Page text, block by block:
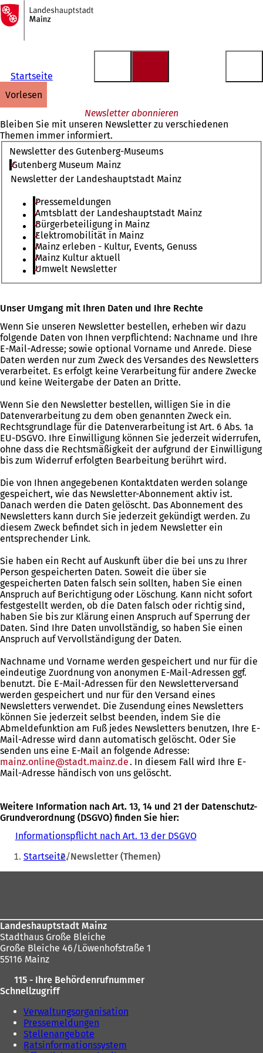
Inhalt anspringen
Zur
Startseite
Startseite
vorlesen
Newsletter abonnieren
Bleiben Sie mit unseren Newsletter zu verschiedenen
Themen immer informiert.
Newsletter des Gutenberg-Museums
Gutenberg Museum Mainz
Newsletter der Landeshauptstadt Mainz
Pressemeldungen
Amtsblatt der Landeshauptstadt Mainz
Bürgerbeteiligung in Mainz
Elektromobilität in Mainz
Mainz erleben - Kultur, Events, Genuss
Mainz Kultur aktuell
Umwelt Newsletter
Bitte
Sie
dieses
Feld
leer.
Unser Umgang mit Ihren Daten und Ihre Rechte
Wenn Sie unseren Newsletter bestellen, erheben wir dazu
folgende Daten von Ihnen verpflichtend: Nachname und Ihre
E-Mail-Adresse; sowie optional Vorname und Anrede. Diese
Daten werden nur zum Zweck des Versandes des Newsletters
verarbeitet. Es erfolgt keine Verarbeitung für andere Zwecke
und keine Weitergabe der Daten an Dritte.
Wenn Sie den Newsletter bestellen, willigen Sie in die
Datenverarbeitung zu dem oben genannten Zweck ein.
Rechtsgrundlage für die Datenverarbeitung ist Art. 6 Abs. 1a
EU-DSGVO. Ihre Einwilligung können Sie jederzeit widerrufen,
ohne dass die Rechtsmäßigkeit der aufgrund der Einwilligung
bis zum Widerruf erfolgten Bearbeitung berührt wird.
Die von Ihnen angegebenen Kontaktdaten werden solange
gespeichert, wie das Newsletter-Abonnement aktiv ist.
Danach werden die Daten gelöscht. Das Abonnement des
Newsletters kann durch Sie jederzeit gekündigt werden. Zu
diesem Zweck befindet sich in jedem Newsletter ein
entsprechender Link.
Sie haben ein Recht auf Auskunft über die bei uns zu Ihrer
Person gespeicherten Daten. Soweit die über sie
gespeicherten Daten falsch sein sollten, haben Sie einen
Anspruch auf Berichtigung oder Löschung. Kann nicht sofort
festgestellt werden, ob die Daten falsch oder richtig sind,
haben Sie bis zur Klärung einen Anspruch auf Sperrung der
Daten. Sind Ihre Daten unvollständig, so haben Sie einen
Anspruch auf Vervollständigung der Daten.
Nachname und Vorname werden gespeichert und nur für die
eindeutige Zuordnung von anonymen E-Mail-Adressen ggf.
benutzt. Die E-Mail-Adressen für den Newsletterversand
werden gespeichert und nur für den Versand eines
Newsletters verwendet. Die Zusendung eines Newsletters
können Sie jederzeit selbst beenden, indem Sie die
Abmeldefunktion am Fuß jedes Newsletters benutzen, Ihre E-
Mail-Adresse wird dann automatisch gelöscht. Oder Sie
senden uns eine E-Mail an folgende Adresse:
mainz.online
stadt.mainz de. In diesem Fall wird Ihre E-
Mail-Adresse händisch von uns gelöscht.
Weitere Information nach Art. 13, 14 und 21 der Datenschutz-
Grundverordnung (DSGVO) finden Sie hier:
Informationspflicht nach Art. 13 der DSGVO
Sie
befinden
Startseite Newsletter (Themen)
Landeshauptstadt Mainz
Stadthaus Große Bleiche
Große Bleiche 46/Löwenhofstraße 1
55116 Mainz
115 - Ihre Behördenrufnummer
Schnellzugriff
Verwaltungsorganisation
Pressemeldungen
Stellenangebote
Ratsinformationssystem